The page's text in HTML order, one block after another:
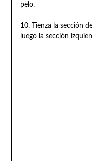
pelo.
10. Tienza la sección
luego la sección